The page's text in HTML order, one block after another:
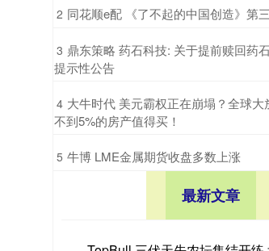
2 同花顺e配 《了不起的中国创造》第
3 鼎东策略 药石科技: 关于提前赎回药
提示性公告
4 大牛时代 美元霸权正在崩塌？全球
不到5%的房产值得买！
5 ​牛博 LME金属期货收盘多数上涨
最新文章